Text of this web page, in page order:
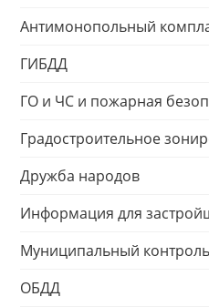
Антимонопольный
ГИБДД
ГО и ЧС и пожарная
Градостроительное
Дружба народов
Информация для
Муниципальный контроль
ОБДД